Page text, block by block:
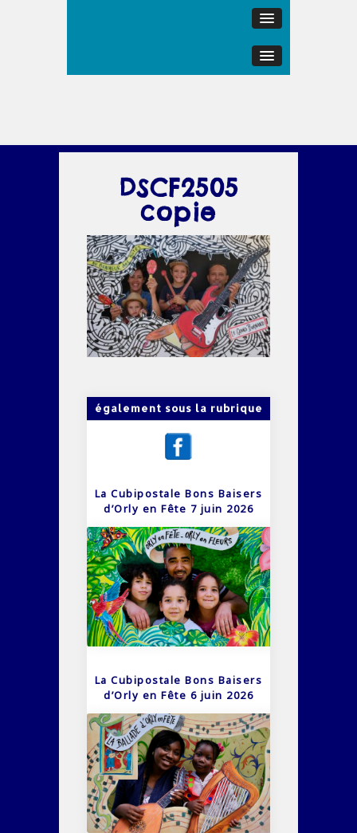
DSCF2505
copie
également sous la rubrique
La Cubipostale Bons Baisers
d’Orly en Fête 7 juin 2026
La Cubipostale Bons Baisers
d’Orly en Fête 6 juin 2026